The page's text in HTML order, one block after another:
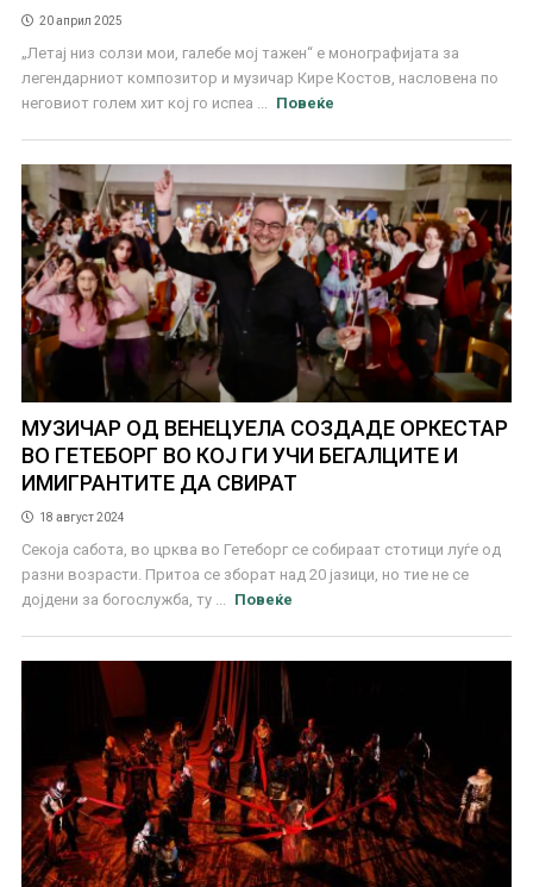
20 април 2025
„Летај низ солзи мои, галебе мој тажен“ е монографијата за
легендарниот композитор и музичар Кире Костов, насловена по
неговиот голем хит кој го испеа ...
Повеќе
МУЗИЧАР ОД ВЕНЕЦУЕЛА СОЗДАДЕ ОРКЕСТАР
ВО ГЕТЕБОРГ ВО КОЈ ГИ УЧИ БЕГАЛЦИТЕ И
ИМИГРАНТИТЕ ДА СВИРАТ
18 август 2024
Секоја сабота, во црква во Гетеборг се собираат стотици луѓе од
разни возрасти. Притоа се зборат над 20 јазици, но тие не се
дојдени за богослужба, ту ...
Повеќе